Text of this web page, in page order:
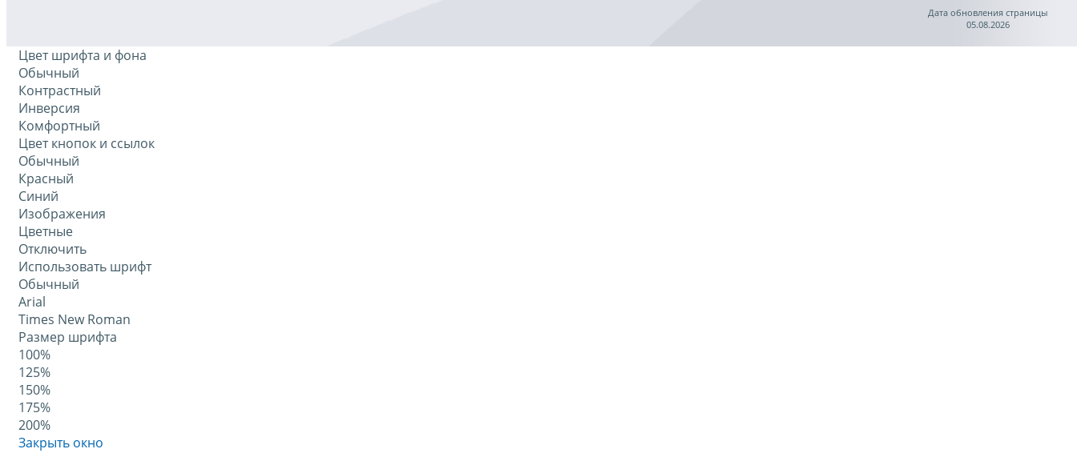
Дата обновления страницы
05.08.2026
Цвет шрифта и фона
Обычный
Контрастный
Инверсия
Комфортный
Цвет кнопок и ссылок
Обычный
Красный
Синий
Изображения
Цветные
Отключить
Использовать шрифт
Обычный
Arial
Times New Roman
Размер шрифта
100%
125%
150%
175%
200%
Закрыть окно